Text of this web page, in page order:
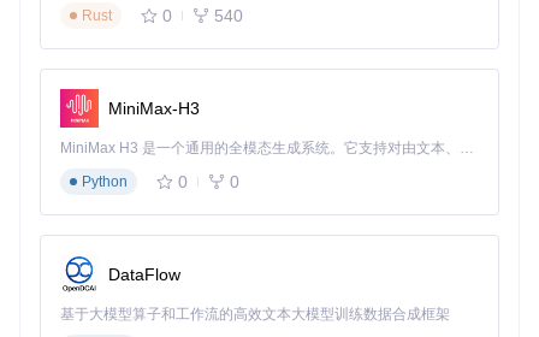
小红成功安装PaDELpy后，运行分子描述符计算代码时，系统
提示"Java not found"或"Unsupported major.minor version"错
误。
核心病因
系统中未安装Java环境或Java版本低于PaDELpy要求的JRE 6
类比说明
匹配会导致设备无法正常工作。
问题预警信号
Rust
0 540
MiniMax-H3
MiniMax H3 是一个通用的全模态生成系统。它支持对由文本、图像、视频和音频组成的多模态上下文进行统一理解，并能生成分辨率高达 2K、时长可达 15 秒的带原生立体声音频的视频。得益于面向任务泛化的系统设计，H3 在预训练阶段就已具备广泛的多模态上下文理解与生成能力，能够出色地执行复杂的多模态指令。
Python
0 0
DataFlow
基于大模型算子和工作流的高效文本大模型训练数据合成框架